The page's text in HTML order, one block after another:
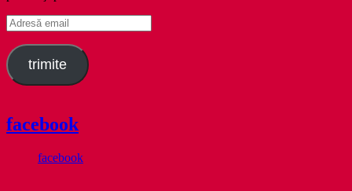
Adresă
email
trimite
facebook
facebook